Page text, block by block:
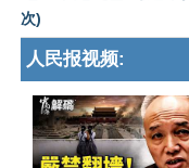
次)
人民报视频: